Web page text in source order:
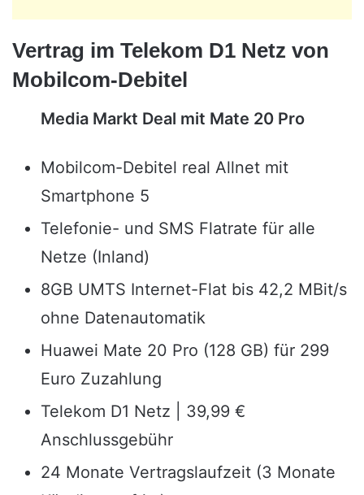
Vertrag im Telekom D1 Netz von
Mobilcom-Debitel
Media Markt Deal mit Mate 20 Pro
Mobilcom-Debitel real Allnet mit
Smartphone 5
Telefonie- und SMS Flatrate für alle
Netze (Inland)
8GB UMTS Internet-Flat bis 42,2 MBit/s
ohne Datenautomatik
Huawei Mate 20 Pro (128 GB) für 299
Euro Zuzahlung
Telekom D1 Netz | 39,99 €
Anschlussgebühr
24 Monate Vertragslaufzeit (3 Monate